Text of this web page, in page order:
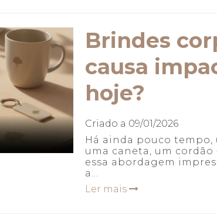
Brindes
causa
hoje?
Criado a 09/01/2026
Há ainda pouco
uma caneta, um
essa abordagem
a...
Ler mais